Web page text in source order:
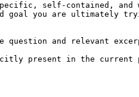
self-contained, and
goal you are ultimately
and relevant
present in the